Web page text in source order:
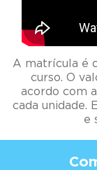
A matrícula é
curso. O
acordo com
cada unidade.
e